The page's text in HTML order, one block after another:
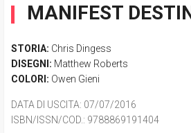
MANIFEST
STORIA: Chris Dingess
DISEGNI: Matthew Roberts
COLORI: Owen Gieni
DATA DI USCITA: 07/07/2016
ISBN/ISSN/COD.: 9788869191404